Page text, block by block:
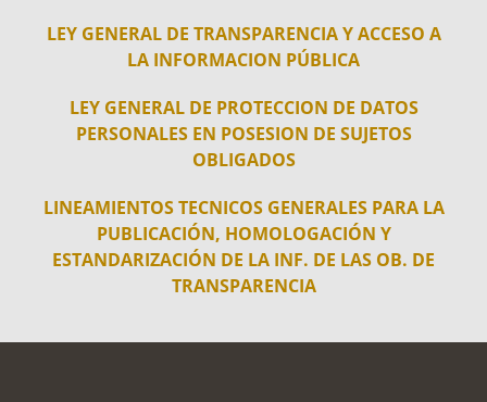
LEY GENERAL DE TRANSPARENCIA Y ACCESO A
LA INFORMACION PÚBLICA
LEY GENERAL DE PROTECCION DE DATOS
PERSONALES EN POSESION DE SUJETOS
OBLIGADOS
LINEAMIENTOS TECNICOS GENERALES PARA LA
PUBLICACIÓN, HOMOLOGACIÓN Y
ESTANDARIZACIÓN DE LA INF. DE LAS OB. DE
TRANSPARENCIA